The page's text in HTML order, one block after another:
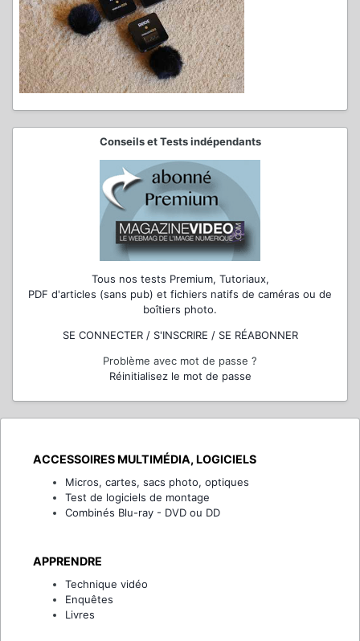
Conseils et Tests indépendants
Tous nos tests Premium, Tutoriaux,
PDF d'articles (sans pub) et fichiers natifs de caméras ou de
boîtiers photo.
SE CONNECTER / S'INSCRIRE / SE RÉABONNER
Problème avec mot de passe ?
Réinitialisez le mot de passe
ACCESSOIRES MULTIMÉDIA, LOGICIELS
Micros, cartes, sacs photo, optiques
Test de logiciels de montage
Combinés Blu-ray - DVD ou DD
APPRENDRE
Technique vidéo
Enquêtes
Livres